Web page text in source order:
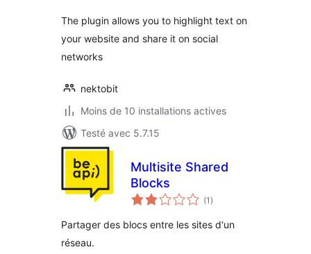
The plugin allows you to highlight text on
your website and share it on social
networks
nektobit
Moins de 10 installations actives
Testé avec 5.7.15
Multisite Shared
Blocks
(1 notes
en
)
Partager des blocs entre les sites d‘un
réseau.